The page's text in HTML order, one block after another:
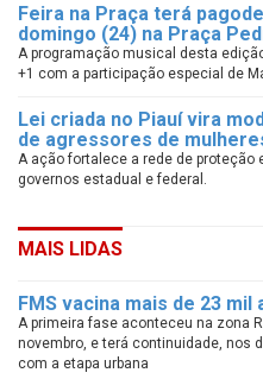
Feira na Praça terá
domingo (24) na Praça
A programação musical desta
+1 com a participação especial de
Lei criada no Piauí vira
de agressores de
A ação fortalece a rede de
governos estadual e federal.
MAIS LIDAS
FMS vacina mais de 23 mil
A primeira fase aconteceu na zona
novembro, e terá continuidade, nos
com a etapa urbana